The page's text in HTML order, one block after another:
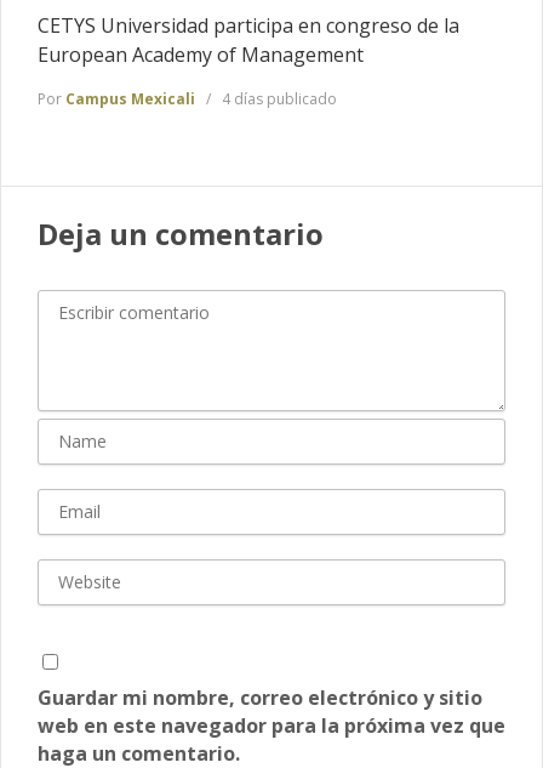
CETYS Universidad participa en congreso de la
European Academy of Management
Por Campus Mexicali 4 días publicado
Deja un comentario
Guardar mi nombre, correo electrónico y sitio
web en este navegador para la próxima vez que
haga un comentario.